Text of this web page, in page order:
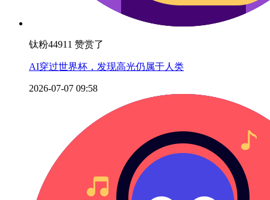
钛粉44911 赞赏了
AI穿过世界杯，发现高光仍属于人类
2026-07-07 09:58